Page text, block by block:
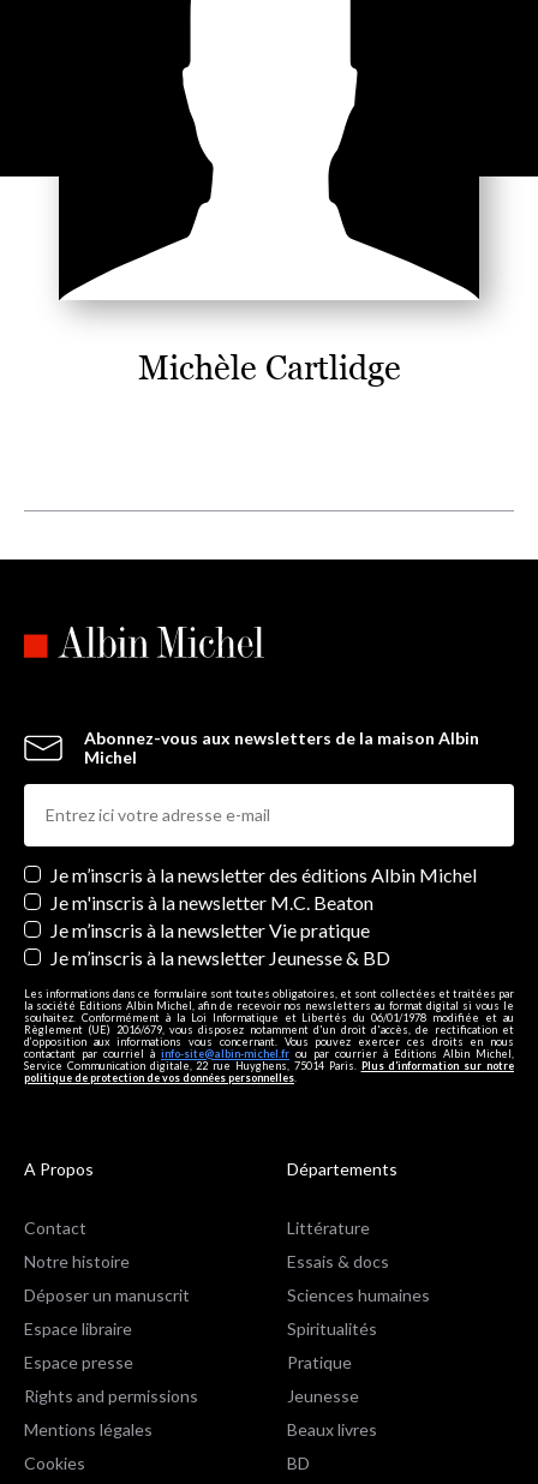
Michèle Cartlidge
Abonnez-vous aux newsletters de la maison Albin
Michel
Newsletters
Je m’inscris à la newsletter des éditions Albin Michel
Je m'inscris à la newsletter M.C. Beaton
Je m’inscris à la newsletter Vie pratique
Je m’inscris à la newsletter Jeunesse & BD
Les informations dans ce formulaire sont toutes obligatoires, et sont collectées et traitées par
la société Editions Albin Michel, afin de recevoir nos newsletters au format digital si vous le
souhaitez. Conformément à la Loi Informatique et Libertés du 06/01/1978 modifiée et au
Règlement (UE) 2016/679, vous disposez notamment d'un droit d'accès, de rectification et
d’opposition aux informations vous concernant. Vous pouvez exercer ces droits en nous
contactant par courriel à info-site@albin-michel.fr ou par courrier à Editions Albin Michel,
Service Communication digitale, 22 rue Huyghens, 75014 Paris. Plus d’information sur notre
politique de protection de vos données personnelles
A Propos
Contact
Notre histoire
Déposer un manuscrit
Espace libraire
Espace presse
Rights and permissions
Mentions légales
Cookies
Départements
Littérature
Essais & docs
Sciences humaines
Spiritualités
Pratique
Jeunesse
Beaux livres
BD